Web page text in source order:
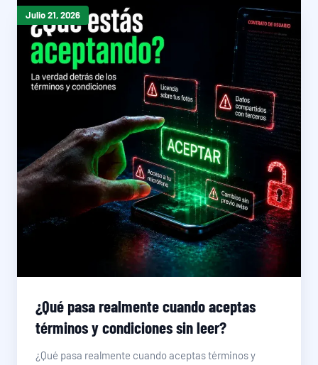
Julio 21, 2026
¿Qué pasa realmente cuando aceptas
términos y condiciones sin leer?
¿Qué pasa realmente cuando aceptas términos y